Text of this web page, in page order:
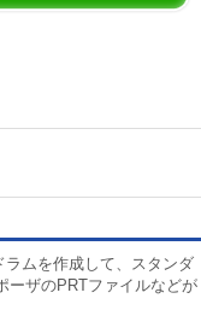
ムを作成して、スタンダ
ーザのPRTファイルなどが